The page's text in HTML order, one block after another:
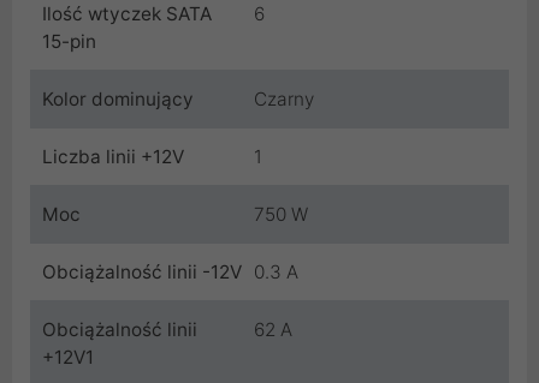
Ilość wtyczek SATA
15-pin
6
Kolor dominujący Czarny
Liczba linii +12V 1
Moc 750 W
Obciążalność linii -12V 0.3 A
Obciążalność linii
+12V1
62 A